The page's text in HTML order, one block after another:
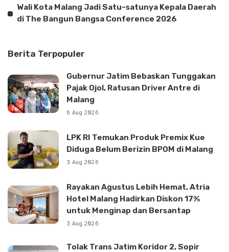
Wali Kota Malang Jadi Satu-satunya Kepala Daerah
di The Bangun Bangsa Conference 2026
Berita Terpopuler
Gubernur Jatim Bebaskan Tunggakan
Pajak Ojol, Ratusan Driver Antre di
Malang
6 Aug 2026
LPK RI Temukan Produk Premix Kue
Diduga Belum Berizin BPOM di Malang
3 Aug 2026
Rayakan Agustus Lebih Hemat, Atria
Hotel Malang Hadirkan Diskon 17%
untuk Menginap dan Bersantap
3 Aug 2026
Tolak Trans Jatim Koridor 2, Sopir